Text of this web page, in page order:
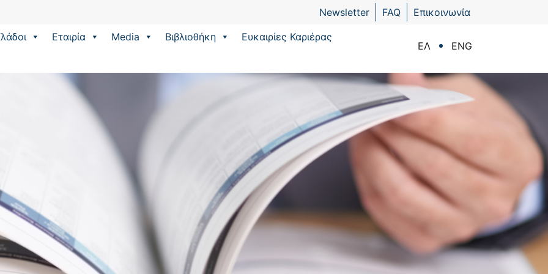
Newsletter FAQ Επικοινωνία
Εταιρία Media Βιβλιοθήκη Eυκαιρίες Καριέρας
ΕΛ ENG